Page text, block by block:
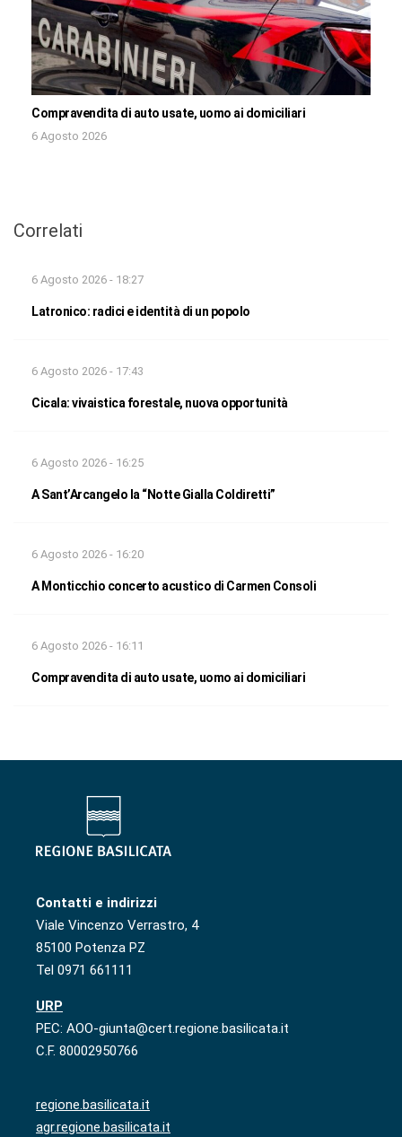
Compravendita di auto usate, uomo ai domiciliari
6 Agosto 2026
Correlati
6 Agosto 2026 - 18:27
Latronico: radici e identità di un popolo
6 Agosto 2026 - 17:43
Cicala: vivaistica forestale, nuova opportunità
6 Agosto 2026 - 16:25
A Sant’Arcangelo la “Notte Gialla Coldiretti”
6 Agosto 2026 - 16:20
A Monticchio concerto acustico di Carmen Consoli
6 Agosto 2026 - 16:11
Compravendita di auto usate, uomo ai domiciliari
Contatti e indirizzi
Viale Vincenzo Verrastro, 4
85100 Potenza PZ
Tel 0971 661111
URP
PEC: AOO-giunta@cert.regione.basilicata.it
C.F. 80002950766
regione.basilicata.it
agr.regione.basilicata.it